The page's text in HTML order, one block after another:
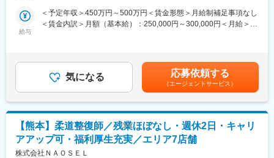
っております！
・一人一人の特性に応じた、「個別支援」に重点を置いたサービ
・職業訓練とECショップ運営（古着の販売など）を行う職業訓練
を用意しています。
◎週1～2日程度のリモートワークが可能です。自宅または会社指
定のコワーキングスペースでの勤務ができます。
◎短時間正社員制度もあり、週30時間以上の勤務が可能であれば
柔軟な働き方ができます。
を募集しています。
・治験被験者である患者さんへの内容説明補助、ケア／相談
直行直帰が多いです。
■やりがい：CRCは疾病を抱えた患者さんやそれを治療しようと
奮闘する医師やスタッフなど携わる相手が多いです。現在治療法
がなく苦しんでいる患者さんに対して薬を届けられたり、最前線
で治療にあたる医師やスタッフのサポートを行え、治験が無事に
終了すれば喜びはひとしおです。
■同社の教育体制：同社は同業他社からの転職だけでなく、看護師
など未経験で転職してくる方も多いです。そのため教育体制が充
事業所
給与
＜予定年収＞450万円～500万円＜賃金形態＞月給制補足事項なし
＜賃金内訳＞月額（基本給）：250,000円～300,000円＜月給＞
気になる 応募依頼する
（エージェントサービス）
【熊本】柔道整復師／残業ほぼなし・週休2日・キャリ
アアップ可・福利厚生充実／エリア7店舗
株式会社ＮＡＯＳＥＬ